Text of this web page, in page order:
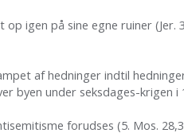
op igen på sine egne ruiner
af hedninger indtil
byen under seksdages-krigen i
forudses (5. Mos.